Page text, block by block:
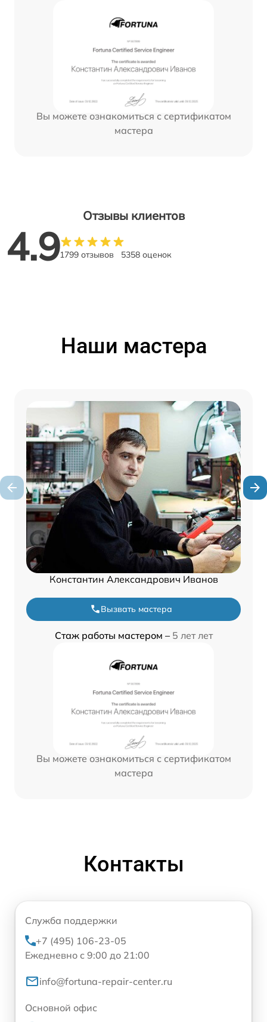
Вы можете ознакомиться с сертификатом
мастера
Отзывы клиентов
4.91799 отзывов 5358 оценок
Наши мастера
Константин Александрович Иванов
Вызвать мастера
Стаж работы мастером – 5 лет лет
Вы можете ознакомиться с сертификатом
мастера
Контакты
Служба поддержки
+7 (495) 106-23-05
Ежедневно с 9:00 до 21:00
info@fortuna-repair-center.ru
Основной офис